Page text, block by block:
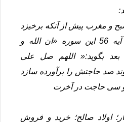
و مغرب پیش از آنکه برخیزد
یا با کسی سخن بگوید آیه 56 این سوره «ان الله و
بعد بگوید:« اللهم صل علی
صد حاجتش را برآورده سازد
و سی حاجت در آخرت
اولاد صالح؛ خرید و فروش